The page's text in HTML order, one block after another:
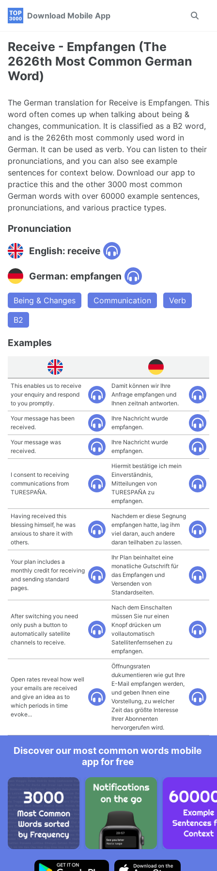
Skip
navigation
Skip
Skip
Download Mobile App
Toggle
Receive - Empfangen (The
2626th Most Common German
Word)
The German translation for Receive is Empfangen. This
word often comes up when talking about being &
changes, communication. It is classified as a B2 word,
and is the 2626th most commonly used word in
German. It can be used as verb. You can listen to their
pronunciations, and you can also see example
sentences for context below. Download our app to
practice this and the other 3000 most common
German words with over 60000 example sentences,
pronunciations, and various practice types.
Pronunciation
English: receive
German: empfangen
Being & Changes Communication
Verb
B2
Examples
This enables us to receive
your enquiry and respond
to you promptly.
Damit können wir Ihre
Anfrage empfangen und
Ihnen zeitnah antworten.
Your message has been
received.
Ihre Nachricht wurde
empfangen.
Your message was
received.
Ihre Nachricht wurde
empfangen.
I consent to receiving
communications from
TURESPAÑA.
Hiermit bestätige ich mein
Einverständnis,
Mitteilungen von
TURESPAÑA zu
empfangen.
Having received this
blessing himself, he was
anxious to share it with
others.
Nachdem er diese Segnung
empfangen hatte, lag ihm
viel daran, auch andere
daran teilhaben zu lassen.
Your plan includes a
monthly credit for receiving
and sending standard
pages.
Ihr Plan beinhaltet eine
monatliche Gutschrift für
das Empfangen und
Versenden von
Standardseiten.
After switching you need
only push a button to
automatically satellite
channels to receive.
Nach dem Einschalten
müssen Sie nur einen
Knopf drücken um
vollautomatisch
Satellitenfernsehen zu
empfangen.
Open rates reveal how well
your emails are received
and give an idea as to
which periods in time
evoke...
Öffnungsraten
dukumentieren wie gut Ihre
E-Mail empfangen werden,
und geben Ihnen eine
Vorstellung, zu welcher
Zeit das größte Interesse
Ihrer Abonnenten
hervorgerufen wird.
Discover our most common words mobile
app for free